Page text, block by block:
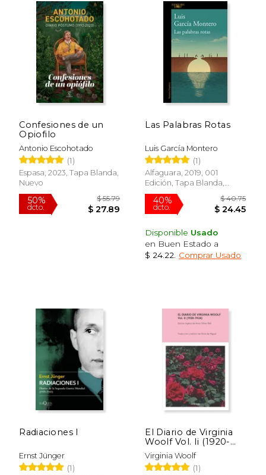
40%
dcto. $ 23.41
50%
dcto.
Confesiones de un
Opiofilo
Antonio Escohotado
(1)
Espasa, 2023, Tapa Blanda,
Nuevo
50%
dcto.
Las Palabras Rotas
Luis García Montero
(1)
Alfaguara, 2019, 001
Edición, Tapa Blanda,
Nuevo
40%
dcto.
Disponible Usado
en Buen Estado a
$ 24.22
Comprar Usado
Radiaciones I
Ernst Jünger
(1)
El Diario de Virginia
Woolf Vol. Ii (1920-
1924)
Virginia Woolf
(1)